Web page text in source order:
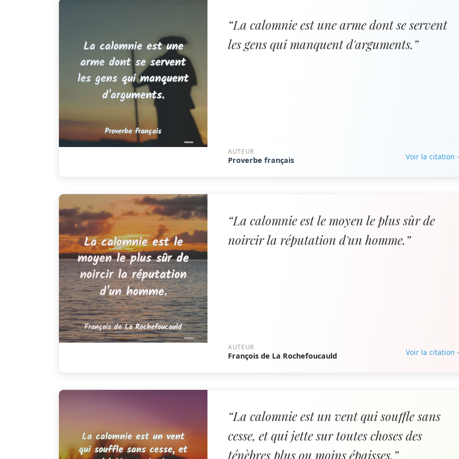
“La calomnie est une arme dont se servent
les gens qui manquent d'arguments.”
AUTEUR
Proverbe français Voir la citation
“La calomnie est le moyen le plus sûr de
noircir la réputation d'un homme.”
AUTEUR
François de La Rochefoucauld Voir la citation
“La calomnie est un vent qui souffle sans
cesse, et qui jette sur toutes choses des
ténèbres plus ou moins épaisses.”